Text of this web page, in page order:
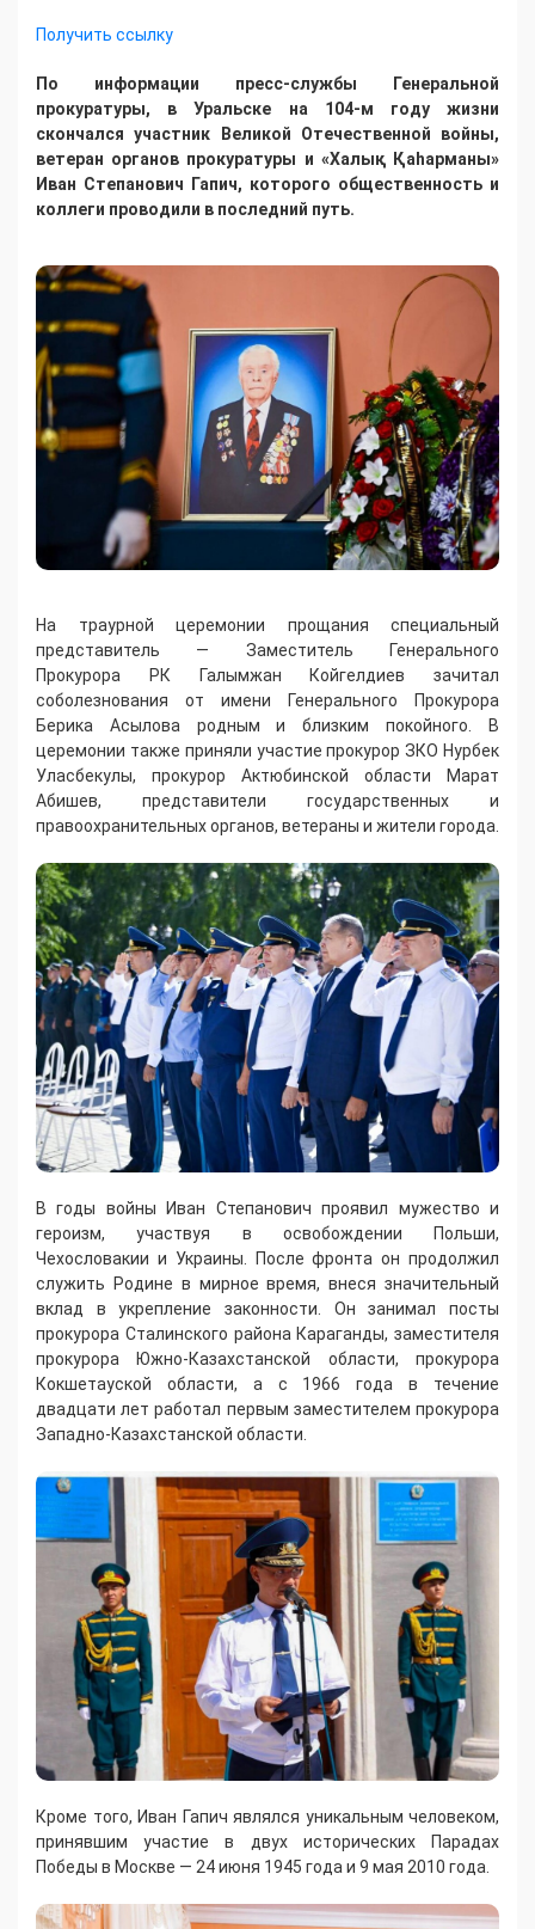
Получить ссылку
По информации пресс-службы Генеральной
прокуратуры, в Уральске на 104-м году жизни
скончался участник Великой Отечественной войны,
ветеран органов прокуратуры и «Халық Қаһарманы»
Иван Степанович Гапич, которого общественность и
коллеги проводили в последний путь.
На траурной церемонии прощания специальный
представитель — Заместитель Генерального
Прокурора РК Галымжан Койгелдиев зачитал
соболезнования от имени Генерального Прокурора
Берика Асылова родным и близким покойного. В
церемонии также приняли участие прокурор ЗКО Нурбек
Уласбекулы, прокурор Актюбинской области Марат
Абишев, представители государственных и
правоохранительных органов, ветераны и жители города.
В годы войны Иван Степанович проявил мужество и
героизм, участвуя в освобождении Польши,
Чехословакии и Украины. После фронта он продолжил
служить Родине в мирное время, внеся значительный
вклад в укрепление законности. Он занимал посты
прокурора Сталинского района Караганды, заместителя
прокурора Южно-Казахстанской области, прокурора
Кокшетауской области, а с 1966 года в течение
двадцати лет работал первым заместителем прокурора
Западно-Казахстанской области.
Кроме того, Иван Гапич являлся уникальным человеком,
принявшим участие в двух исторических Парадах
Победы в Москве — 24 июня 1945 года и 9 мая 2010 года.